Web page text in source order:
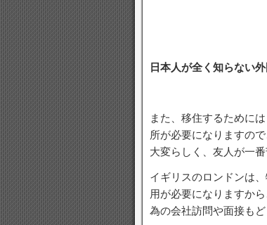
日本人が全く知らない
また、移住するために
所が必要になりますの
大変らしく、友人が一
イギリスのロンドンは
用が必要になりますか
為の会社訪問や面接も